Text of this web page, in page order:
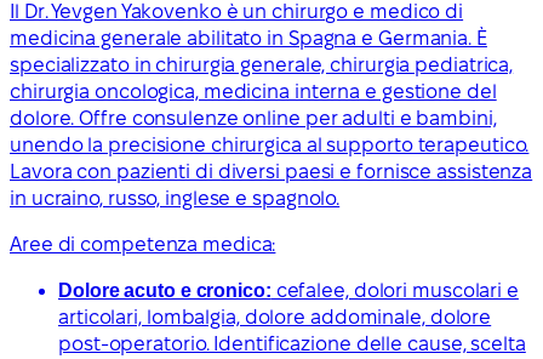
Il Dr. Yevgen Yakovenko è un chirurgo e medico di
medicina generale abilitato in Spagna e Germania. È
specializzato in chirurgia generale, chirurgia pediatrica,
chirurgia oncologica, medicina interna e gestione del
dolore. Offre consulenze online per adulti e bambini,
unendo la precisione chirurgica al supporto terapeutico.
Lavora con pazienti di diversi paesi e fornisce assistenza
in ucraino, russo, inglese e spagnolo.
Aree di competenza medica:
Dolore acuto e cronico: cefalee, dolori muscolari e
articolari, lombalgia, dolore addominale, dolore
post-operatorio. Identificazione delle cause, scelta